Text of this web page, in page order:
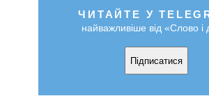
ЧИТАЙТЕ У
найважливіше від «Слово і
Підписатися